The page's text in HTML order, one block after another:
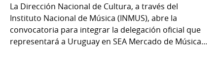
La Dirección Nacional de Cultura, a través del
Instituto Nacional de Música (INMUS), abre la
convocatoria para integrar la delegación oficial que
representará a Uruguay en SEA Mercado de Música...